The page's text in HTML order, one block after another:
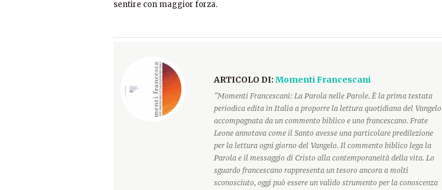
sentire con maggior forza.
ARTICOLO DI: Momenti Francescani
“Momenti Francescani: La Parola nelle Parole. È la prima testata
periodica edita in Italia a proporre la lettura quotidiana del Vangelo
accompagnata da un commento biblico e uno francescano. Frate
Leone annotava come il Santo avesse una particolare predilezione
per la lettura ogni giorno del Vangelo. Il commento biblico lega la
Parola e il messaggio di Cristo alla contemporaneità della vita. Lo
sguardo francescano rappresenta un tesoro ancora a molti
sconosciuto, oggi può essere un valido strumento per la conoscenza